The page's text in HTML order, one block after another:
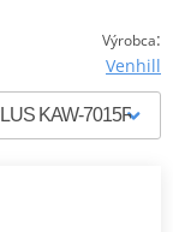
Výrobca:
Venhill